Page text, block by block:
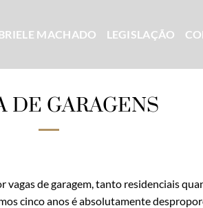
MACHADO LEGISLAÇÃO
DE GARAGENS
de garagem, tanto residenciais
cinco anos é absolutamente